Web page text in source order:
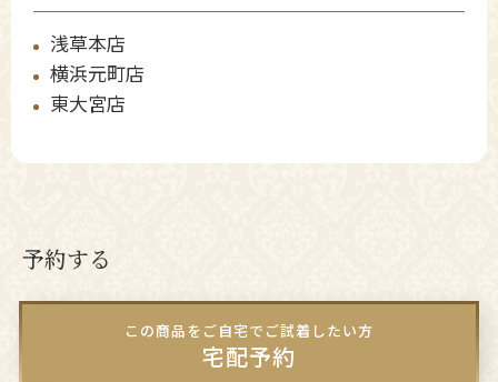
浅草本店
横浜元町店
東大宮店
予約する
この商品をご自宅でご試着したい方
宅配予約